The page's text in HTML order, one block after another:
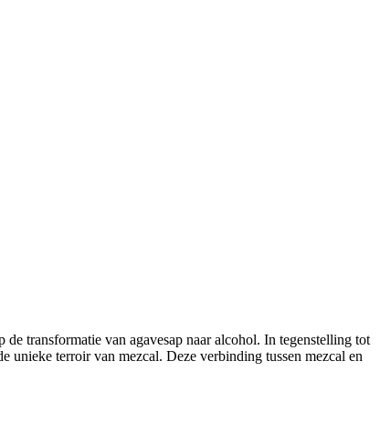
transformatie van agavesap naar alcohol. In tegenstelling tot
terroir van mezcal. Deze verbinding tussen mezcal en